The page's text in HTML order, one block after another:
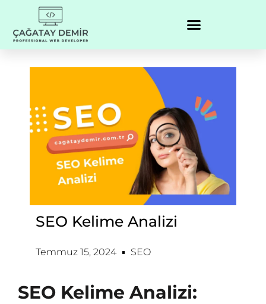
SEO Kelime Analizi
Temmuz 15, 2024 SEO
SEO Kelime Analizi: